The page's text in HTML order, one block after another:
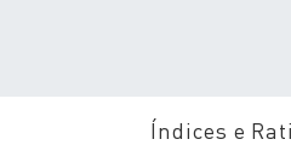
Índices e